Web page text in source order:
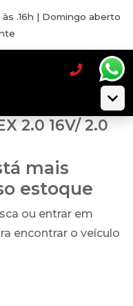
.16h | Domingo aberto
2.0 16V/ 2.0
mais
estoque
ou entrar em
encontrar o veículo